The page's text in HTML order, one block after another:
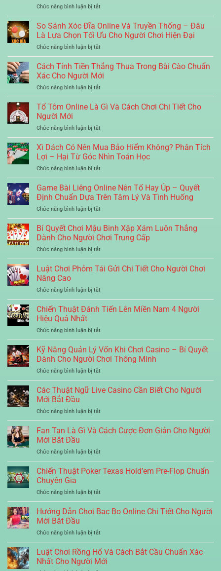
Quả
Nhất
2025
Và
Mẹo
Thắng
Lớn
Hiểu
Nhất
Bắc
Online
–
Hướng
Dẫn
Chi
Tiết
Cho
Người
Chức năng bình luận bị tắt
Game
Bài
Đổi
Thưởng
Uy
Tín
Và
Không
–
Cách
Nhận
Lựa
An
Toàn
So Sánh Xóc Đĩa Online Và Truyền Thống – Đâu
Là Lựa Chọn Tối Ưu Cho Người Chơi Hiện Đại
Chức năng bình luận bị tắt
So
Sánh
Xóc
Đĩa
Online
Và
Truyền
Đâu
Là
Lựa
Chọn
Ưu
Người
Chơi
Cách Tính Tiền Thắng Thua Trong Bài Cào Chuẩn
Xác Cho Người Mới
Chức năng bình luận bị tắt
Cách
Tính
Thua
Trong
Bài
Cào
Xác
Cho
Người
Mới
Tổ Tôm Online Là Gì Và Cách Chơi Chi Tiết Cho
Người Mới
Chức năng bình luận bị tắt
Tổ
Tôm
Online
Là
Gì
Và
Cách
Chơi
Tiết
Cho
Người
Mới
Xì Dách Có Nên Mua Bảo Hiểm Không? Phân Tích
Lợi – Hại Từ Góc Nhìn Toán Học
Chức năng bình luận bị tắt
Xì
Dách
Có
Nên
Mua
Bảo
Hiểm
Không?
Tích
Lợi
–
Góc
Toán
Game Bài Liêng Online Nên Tố Hay Úp – Quyết
Định Chuẩn Dựa Trên Tâm Lý Và Tình Huống
Chức năng bình luận bị tắt
Game
Bài
Liêng
Online
Nên
Tố
Hay
Quyết
Định
Chuẩn
Tâm
Và
Tình
Bí Quyết Chơi Mậu Binh Xập Xám Luôn Thắng
Dành Cho Người Chơi Trung Cấp
Chức năng bình luận bị tắt
Bí
Quyết
Binh
Xập
Xám
Dành
Cho
Người
Chơi
Cấp
Luật Chơi Phỏm Tái Gửi Chi Tiết Cho Người Chơi
Nâng Cao
Chức năng bình luận bị tắt
Luật
Chơi
Gửi
Chi
Tiết
Cho
Chơi
Nâng
Cao
Chiến Thuật Đánh Tiến Lên Miền Nam 4 Người
Hiệu Quả Nhất
Chức năng bình luận bị tắt
Chiến
Thuật
Đánh
Tiến
Lên
Miền
Nam
Hiệu
Quả
Nhất
Kỹ Năng Quản Lý Vốn Khi Chơi Casino – Bí Quyết
Dành Cho Người Chơi Thông Minh
Chức năng bình luận bị tắt
Kỹ
Năng
Vốn
Khi
Chơi
Bí
Quyết
Dành
Chơi
Minh
Các Thuật Ngữ Live Casino Cần Biết Cho Người
Mới Bắt Đầu
Chức năng bình luận bị tắt
Các
Thuật
Casino
Cần
Biết
Mới
Bắt
Đầu
Fan Tan Là Gì Và Cách Cược Đơn Giản Cho Người
Mới Bắt Đầu
Chức năng bình luận bị tắt
Fan
Tan
Và
Cách
Cược
Cho
Người
Mới
Bắt
Chiến Thuật Poker Texas Hold’em Pre-Flop Chuẩn
Chuyên Gia
Chức năng bình luận bị tắt
Chiến
Thuật
Hold’em
Pre-
Flop
Chuẩn
Hướng Dẫn Chơi Bac Bo Online Chi Tiết Cho Người
Mới Bắt Đầu
Chức năng bình luận bị tắt
Hướng
Dẫn
Chơi
Bac
Luật Chơi Rồng Hổ Và Cách Bắt Cầu Chuẩn Xác
Nhất Cho Người Mới